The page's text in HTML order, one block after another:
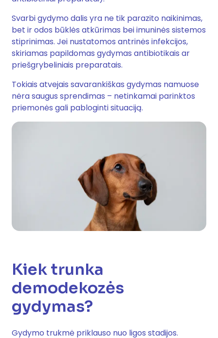
Svarbi gydymo dalis yra ne tik parazito naikinimas,
bet ir odos būklės atkūrimas bei imuninės sistemos
stiprinimas. Jei nustatomos antrinės infekcijos,
skiriamas papildomas gydymas antibiotikais ar
priešgrybeliniais preparatais.
Tokiais atvejais savarankiškas gydymas namuose
nėra saugus sprendimas – netinkamai parinktos
priemonės gali pabloginti situaciją.
Kiek trunka
demodekozės
gydymas?
Gydymo trukmė priklauso nuo ligos stadijos.